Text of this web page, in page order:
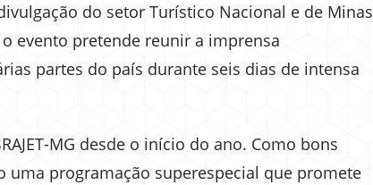
do setor Turístico Nacional e de Minas
evento pretende reunir a imprensa
partes do país durante seis dias de intensa
MG desde o início do ano. Como bons
programação superespecial que promete